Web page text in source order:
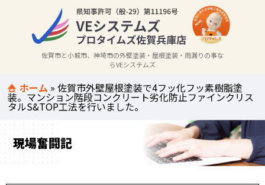
佐賀市と小城市、神埼市の外壁塗装・屋根塗装・雨漏りの事な
らVEシステムズ
ホーム »佐賀市外壁屋根塗装で4フッ化フッ素樹脂塗
装。マンション階段コンクリート劣化防止ファインクリス
タルS&TOP工法を行いました。
現場奮闘記